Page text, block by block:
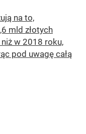
na to,
mld złotych
w 2018 roku,
pod uwagę całą